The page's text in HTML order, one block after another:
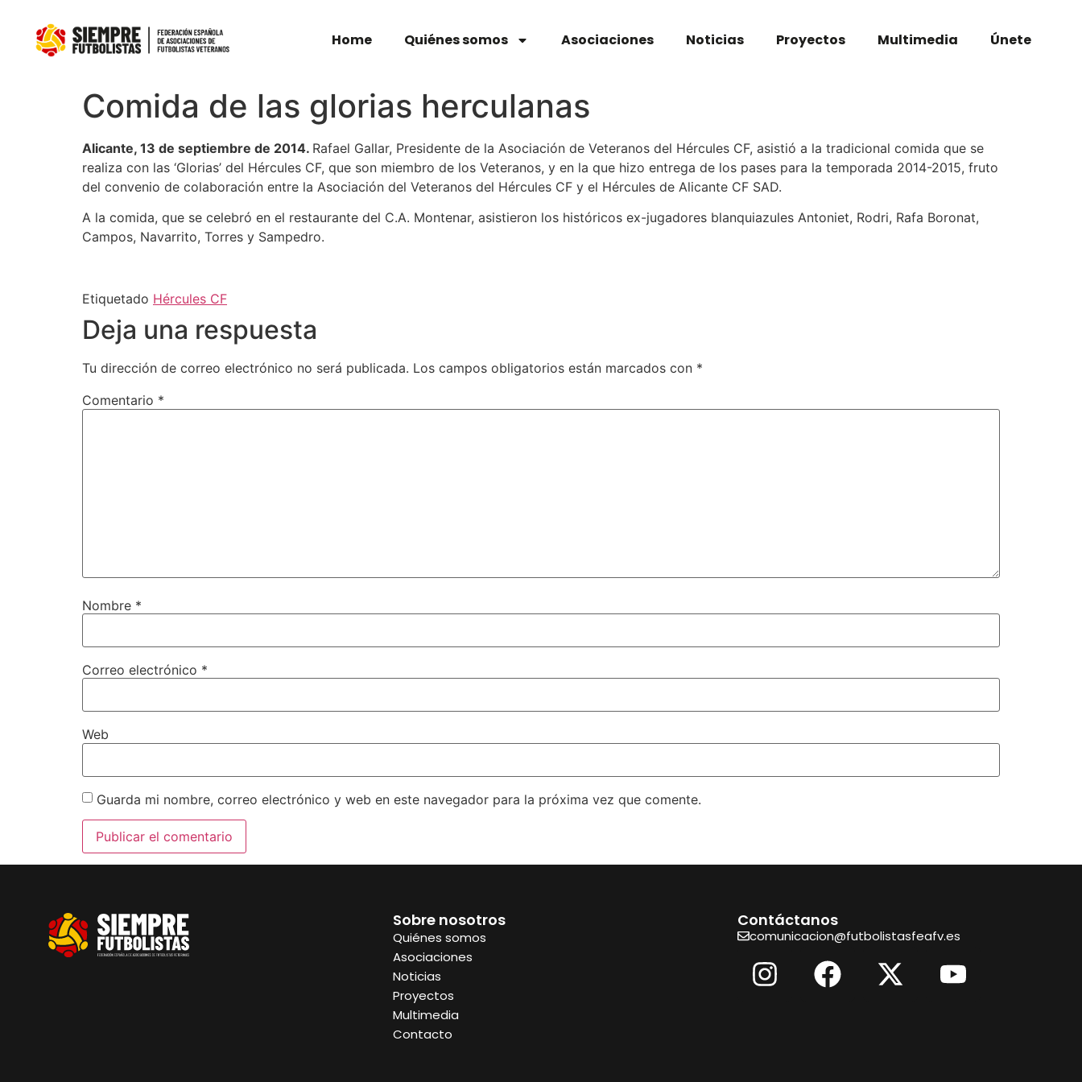
Home Quiénes somos Asociaciones Noticias Proyectos Multimedia Únete
Comida de las glorias herculanas
Alicante, 13 de septiembre de 2014. Rafael Gallar, Presidente de la Asociación de Veteranos del Hércules CF, asistió a la tradicional comida que se
realiza con las ‘Glorias’ del Hércules CF, que son miembro de los Veteranos, y en la que hizo entrega de los pases para la temporada 2014-2015, fruto
del convenio de colaboración entre la Asociación del Veteranos del Hércules CF y el Hércules de Alicante CF SAD.
A la comida, que se celebró en el restaurante del C.A. Montenar, asistieron los históricos ex-jugadores blanquiazules Antoniet, Rodri, Rafa Boronat,
Campos, Navarrito, Torres y Sampedro.
Etiquetado Hércules CF
Deja una respuesta
Tu dirección de correo electrónico no será publicada. Los campos obligatorios están marcados con *
Comentario *
Nombre *
Correo electrónico *
Web
Guarda mi nombre, correo electrónico y web en este navegador para la próxima vez que comente.
Sobre nosotros
Quiénes somos
Asociaciones
Noticias
Proyectos
Multimedia
Contacto
Contáctanos
comunicacion@futbolistasfeafv.es